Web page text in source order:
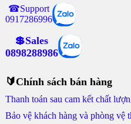
☎Support
0917286996
💲Sales
0898288986
🔰Chính sách bán hàng
Thanh toán sau cam kết chất
Bảo vệ khách hàng và phòng vệ